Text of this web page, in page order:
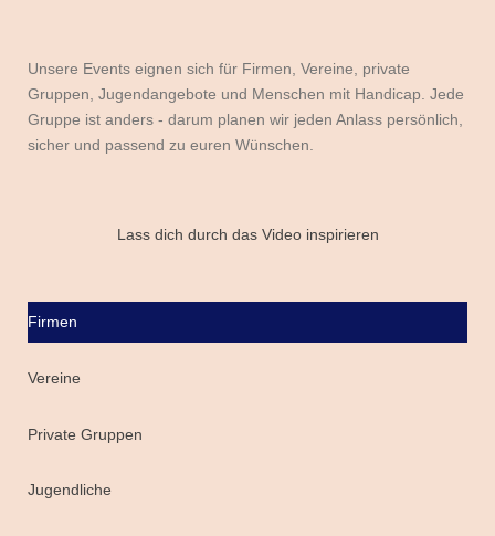
Unsere Events eignen sich für Firmen, Vereine, private
Gruppen, Jugendangebote und Menschen mit Handicap. Jede
Gruppe ist anders - darum planen wir jeden Anlass persönlich,
sicher und passend zu euren Wünschen.
Lass dich durch das Video inspirieren
Firmen
Vereine
Private Gruppen
Jugendliche